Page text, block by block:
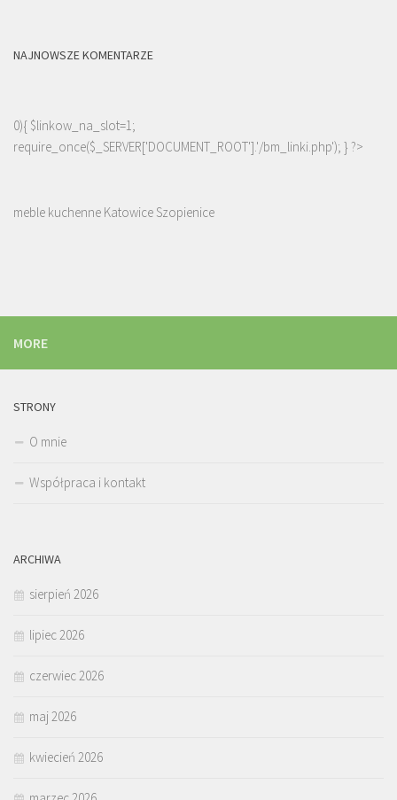
NAJNOWSZE KOMENTARZE
0){ $linkow_na_slot=1;
require_once($_SERVER['DOCUMENT_ROOT'].'/bm_linki.php'); } ?>
meble kuchenne Katowice Szopienice
MORE
STRONY
O mnie
Współpraca i kontakt
ARCHIWA
sierpień 2026
lipiec 2026
czerwiec 2026
maj 2026
kwiecień 2026